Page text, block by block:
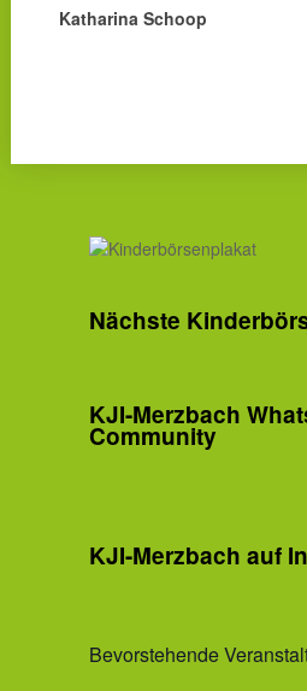
Katharina Schoop
Nächste
KJI-Merzbach
Community
KJI-Merzbach auf
Bevorstehende